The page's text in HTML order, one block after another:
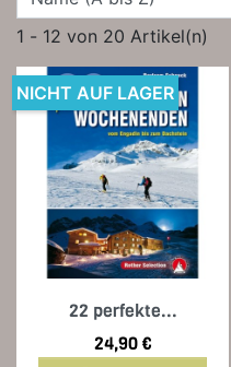
1 - 12 von 20 Artikel(n)
22 perfekte...
Preis
24,90 €
NICHT AUF LAGER